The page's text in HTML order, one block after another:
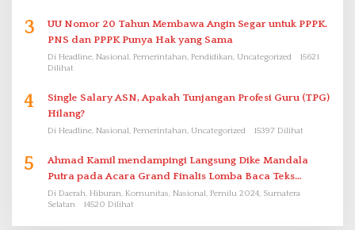
3
UU Nomor 20 Tahun Membawa Angin Segar untuk PPPK.
PNS dan PPPK Punya Hak yang Sama
Di Headline, Nasional, Pemerintahan, Pendidikan, Uncategorized
15621
Dilihat
4
Single Salary ASN, Apakah Tunjangan Profesi Guru (TPG)
Hilang?
Di Headline, Nasional, Pemerintahan, Uncategorized 15397 Dilihat
5
Ahmad Kamil mendampingi Langsung Dike Mandala
Putra pada Acara Grand Finalis Lomba Baca Teks
Proklamasi Mirip Bung Karno di Bali
Di Daerah, Hiburan, Komunitas, Nasional, Pemilu 2024, Sumatera
Selatan
14520 Dilihat